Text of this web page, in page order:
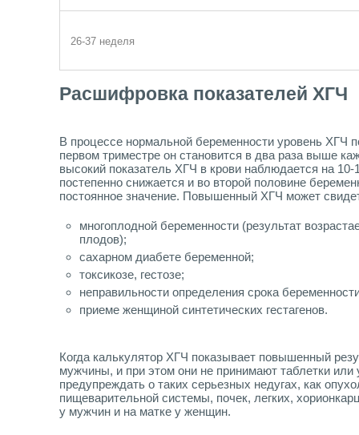
26-37 неделя
Расшифровка показателей ХГЧ
В процессе нормальной беременности уровень ХГЧ
первом триместре он становится в два раза выше
высокий показатель ХГЧ в крови наблюдается на 10-
постепенно снижается и во второй половине
постоянное значение. Повышенный ХГЧ может
многоплодной беременности (результат
плодов);
сахарном диабете беременной;
токсикозе, гестозе;
неправильности определения срока
приеме женщиной синтетических гестагенов.
Когда калькулятор ХГЧ показывает повышенный
мужчины, и при этом они не принимают таблетки
предупреждать о таких серьезных недугах, как
пищеварительной системы, почек, легких,
у мужчин и на матке у женщин.